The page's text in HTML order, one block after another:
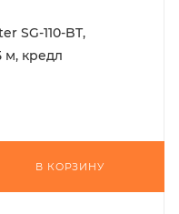
SG-110-BT,
м, кредл
В КОРЗИНУ